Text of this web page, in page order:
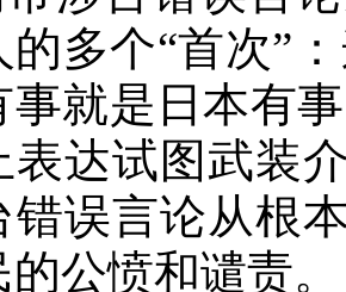
的多个“首次”
事就是日本有
表达试图武装
错误言论从根
的公愤和谴责。